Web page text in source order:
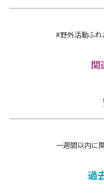
#野外活動ふれ
関
一週間以内に
過